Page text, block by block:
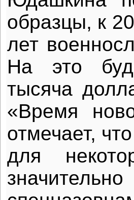
образцы, к
лет
На это
тысяча
«Время
отмечает,
для